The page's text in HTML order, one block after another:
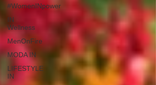
#WomenINpower
IN
Wellness
MenOnFire
MODA IN
LIFESTYLE
IN